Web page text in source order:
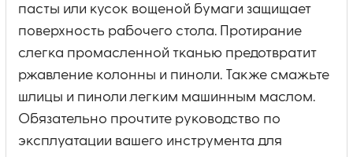
пасты или кусок вощеной бумаги защищает
поверхность рабочего стола. Протирание
слегка промасленной тканью предотвратит
ржавление колонны и пиноли. Также смажьте
шлицы и пиноли легким машинным маслом.
Обязательно прочтите руководство по
эксплуатации вашего инструмента для